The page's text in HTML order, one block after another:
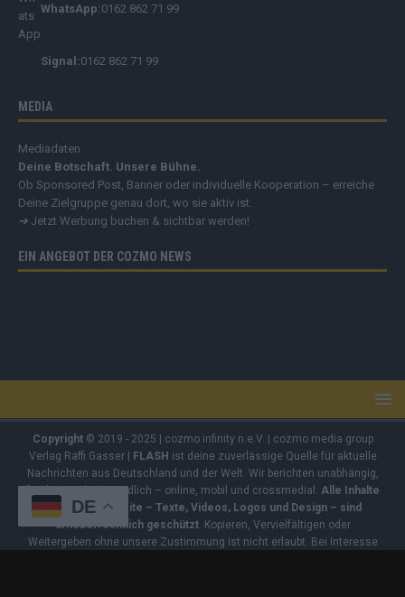
WhatsApp:0162 862 71 99
Signal:0162 862 71 99
MEDIA
Mediadaten
Deine Botschaft. Unsere Bühne.
Ob Sponsored Post, Banner oder individuelle Kooperation – erreiche
Deine Zielgruppe genau dort, wo sie aktiv ist.
➔ Jetzt Werbung buchen & sichtbar werden!
EIN ANGEBOT DER COZMO NEWS
Copyright© 2019 - 2025 | cozmo infinity n.e.V. | cozmo media group
Verlag Raffi Gasser | FLASH ist deine zuverlässige Quelle für aktuelle
Nachrichten aus Deutschland und der Welt. Wir berichten unabhängig,
fundiert und verständlich – online, mobil und crossmedial.
Alle Inhalte
auf dieser Website – Texte, Videos, Logos und Design – sind
urheberrechtlich geschützt. Kopieren, Vervielfältigen oder
Weitergeben ohne unsere Zustimmung ist nicht erlaubt. Bei Interesse
DE